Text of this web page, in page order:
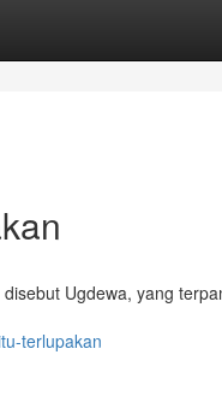
Ugdewa, yang
terlupakan